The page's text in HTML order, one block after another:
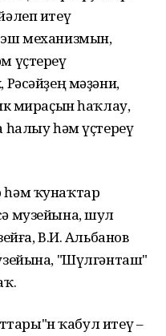
итеү
механизмын,
үҫтереү
мәҙәни,
мираҫын һаҡлау,
һалыу һәм үҫтереү
ҡунаҡтар
музейына, шул
В.И. Альбанов
"Шүлгәнташ"
ҡабул итеү –